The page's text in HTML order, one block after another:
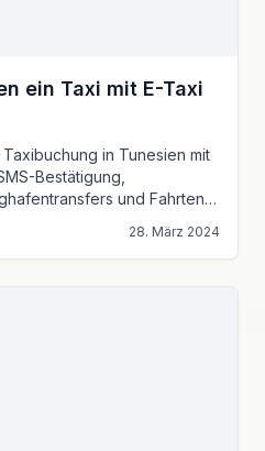
ein Taxi mit E-Taxi
in Tunesien mit
Bestätigung,
und Fahrten
28. März 2024